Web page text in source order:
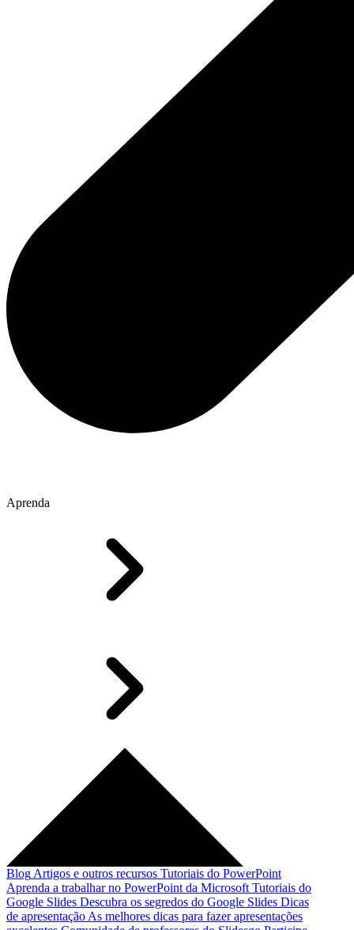
Aprenda
Blog Artigos e outros recursos Tutoriais do PowerPoint
Aprenda a trabalhar no PowerPoint da Microsoft Tutoriais do
Google Slides Descubra os segredos do Google Slides Dicas
de apresentação As melhores dicas para fazer apresentações